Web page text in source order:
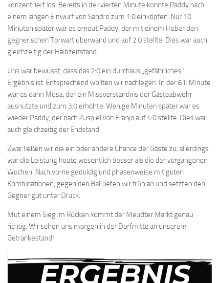
konzentriert los. Bereits in der vierten Minute konnte Paddy nach
einem langen Einwurf von Sandro zum 1:0einköpfen. Nur 10
Minuten später war es erneut Paddy, der mit einem Heber den
gegnerischen Torwart überwand und auf 2:0 stellte. Dies war auch
gleichzeitig der Halbzeitstand.
Uns war bewusst, dass das 2:0 ein durchaus „gefährliches“
Ergebnis ist. Entsprechend wollten wir nachlegen. In der 61. Minute
war es dann Mosa, der ein Missverständnis der Gästeabwehr
ausnutzte und zum 3:0 erhöhte. Wenige Minuten später war es
wieder Paddy, der nach Zuspiel von Franjo auf 4:0 stellte. Dies war
auch gleichzeitig der Endstand.
Zwar ließen wir die ein oder andere Chance der Gäste zu, allerdings
war die Leistung heute wesentlich besser als die der vergangenen
Wochen. Nach vorne geduldig und phasenweise mit guten
Kombinationen, gegen den Ball liefen wir früh an und setzten den
Gegner gut unter Druck.
Mut einem Sieg im Rücken kommt der Meudter Markt genau
richtig. Wir sehen uns morgen in der Dorfmitte an unserem
Getränkestand!